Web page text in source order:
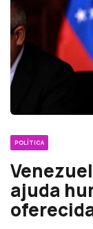
POLÍTICA
ajuda